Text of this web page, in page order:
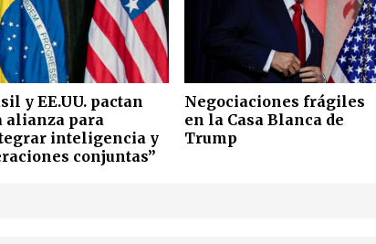
y EE.UU. pactan
alianza para
inteligencia y
conjuntas”
Negociaciones frágiles
en la Casa Blanca de
Trump